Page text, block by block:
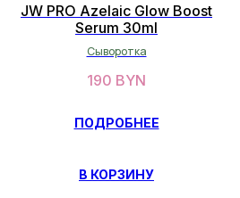
JW PRO Azelaic Glow Boost
Serum 30ml
Сыворотка
190 BYN
ПОДРОБНЕЕ
В КОРЗИНУ
НЕ НАШЛИ НУЖНЫЙ ТОВАР?
Оставьте свои данные, и мы
вскоре свяжемся с вами
ОСТАВИТЬ ДАННЫЕ